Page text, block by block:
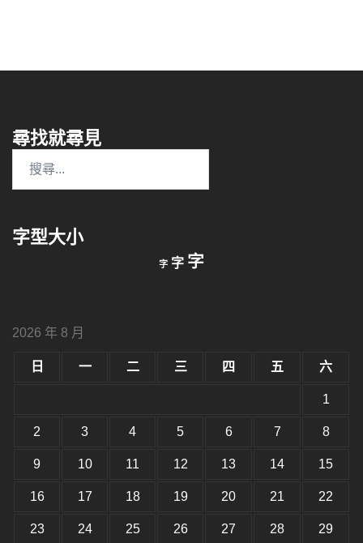
尋找就尋見
字:
字型大小
字 小
字重
小。
字放
2026 年 8 月
日 一 二 三 四 五 六
1
2 3 4 5 6 7 8
9 10 11 12 13 14 15
16 17 18 19 20 21 22
23 24 25 26 27 28 29